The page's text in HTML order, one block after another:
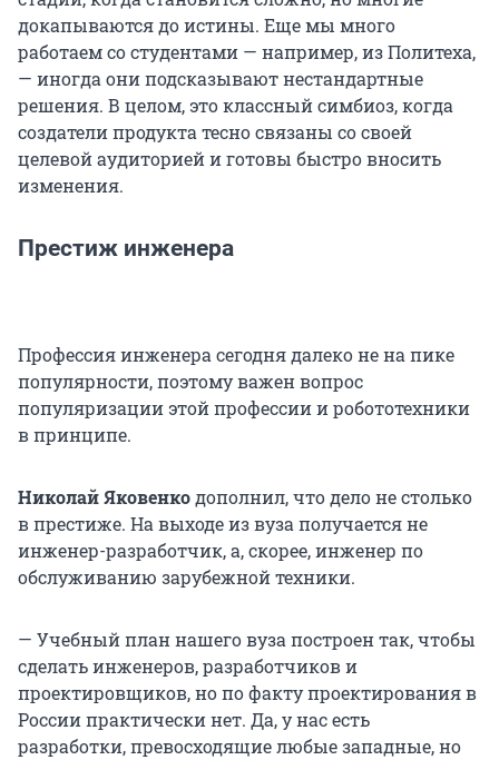
докапываются до истины. Еще мы много
работаем со студентами — например, из Политеха,
— иногда они подсказывают нестандартные
решения. В целом, это классный симбиоз, когда
создатели продукта тесно связаны со своей
целевой аудиторией и готовы быстро вносить
изменения.
Престиж инженера
Профессия инженера сегодня далеко не на пике
популярности, поэтому важен вопрос
популяризации этой профессии и робототехники
в принципе.
Николай Яковенкодополнил, что дело не столько
в престиже. На выходе из вуза получается не
инженер-разработчик, а, скорее, инженер по
обслуживанию зарубежной техники.
— Учебный план нашего вуза построен так, чтобы
сделать инженеров, разработчиков и
проектировщиков, но по факту проектирования в
России практически нет. Да, у нас есть
разработки, превосходящие любые западные, но